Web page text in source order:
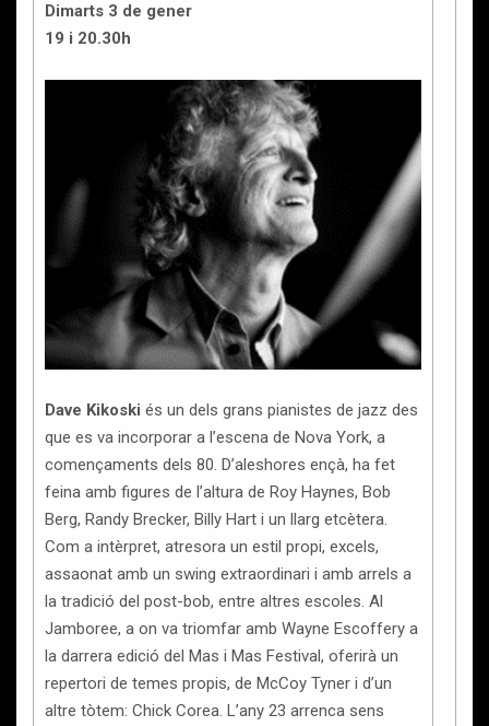
Dimarts 3 de gener
19 i 20.30h
Dave Kikoski és un dels grans pianistes de jazz des
que es va incorporar a l’escena de Nova York, a
començaments dels 80. D’aleshores ençà, ha fet
feina amb figures de l’altura de Roy Haynes, Bob
Berg, Randy Brecker, Billy Hart i un llarg etcètera.
Com a intèrpret, atresora un estil propi, excels,
assaonat amb un swing extraordinari i amb arrels a
la tradició del post-bob, entre altres escoles. Al
Jamboree, a on va triomfar amb Wayne Escoffery a
la darrera edició del Mas i Mas Festival, oferirà un
repertori de temes propis, de McCoy Tyner i d’un
altre tòtem: Chick Corea. L’any 23 arrenca sens